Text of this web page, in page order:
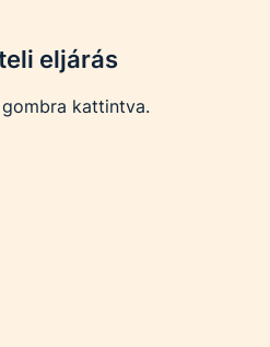
eljárás
kattintva.